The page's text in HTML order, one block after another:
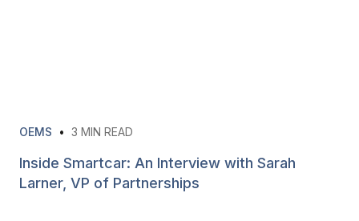
OEMS • 3 MIN READ
Inside Smartcar: An Interview with Sarah
Larner, VP of Partnerships